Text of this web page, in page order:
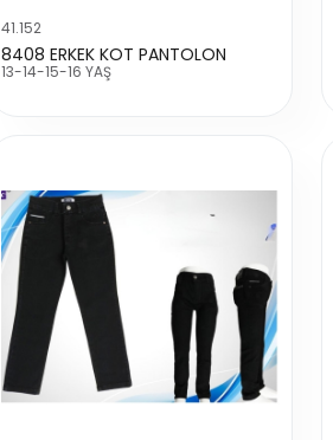
41.152
8408 ERKEK KOT PANTOLON
13-14-15-16 YAŞ